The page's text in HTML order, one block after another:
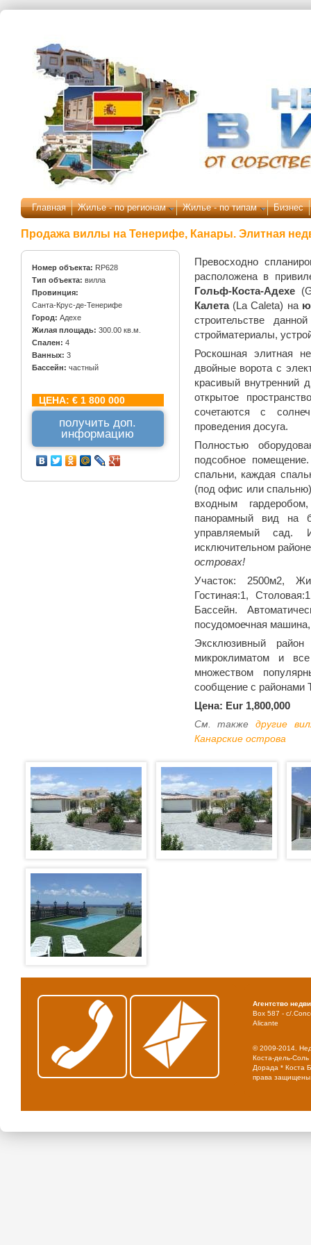
Перейти к основному содержанию
Главная Жилье - по регионам Жилье - по типам Бизнес
Продажа виллы на Тенерифе, Канары. Элитная
Номер объекта: RP628
Тип объекта: вилла
Провинция:
Санта-Крус-де-Тенерифе
Город: Адехе
Жилая площадь: 300.00 кв.м.
Спален: 4
Ванных: 3
Бассейн: частный
ЦЕНА: € 1 800 000
получить доп.
информацию
Превосходно
расположена в
Гольф-Коста-Адехе
Калета(La Caleta) на
строительстве
стройматериалы,
Роскошная элитная
двойные ворота с
красивый внутренний
открытое
сочетаются с
проведения досуга.
Полностью
подсобное
спальни, каждая
(под офис или
входным
панорамный вид на
управляемый
исключительном
островах!
Участок: 2500м2,
Гостиная:1,
Бассейн.
посудомоечная
Эксклюзивный
микроклиматом и
множеством
сообщение с районами
Цена: Eur 1,800,000
См. такжедругие
Канарские острова
Агентство
Box 587 - c/
Alicante
© 2009-2014.
Коста-дель-
Дорада * Коста
права